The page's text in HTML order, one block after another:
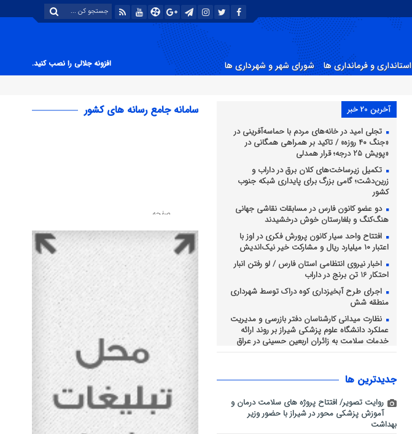
استانداری و فرمانداری ها شورای شهر و شهرداری ها
افزونه جلالی را نصب کنید.
آخرین 20 خبر
تجلی امید در خانه‌های مردم با حماسه‌آفرینی در
«جنگ ۴۰ روزه» / تاکید بر همراهی همگانی در
«پویش ۲۵ درجه؛ قرار همدلی
تکمیل زیرساخت‌های کلان برق در داراب و
زرین‌دشت؛ گامی بزرگ برای پایداری شبکه جنوب
کشور
دو عضو کانون فارس در مسابقات نقاشی جهانی
هنگ‌کنگ و بلغارستان خوش درخشیدند
افتتاح واحد سیار کانون پرورش فکری در اوز با
اعتبار ۱۰ میلیارد ریال و مشارکت خیر نیک‌اندیش
اخبار نیروی انتظامی استان فارس / لو رفتن انبار
احتکار 16 تن برنج در داراب
اجرای طرح آبخیزداری کوه دراک توسط شهرداری
منطقه شش
نظارت میدانی کارشناسان دفتر بازرسی و مدیریت
عملکرد دانشگاه علوم پزشکی شیراز بر روند ارائه
خدمات سلامت به زائران اربعین حسینی در عراق
رسانه، بازوی توانمند پلیس در ارتقای احساس
امنیت اجتماعی
فرهنگ عاشورا، محور همدلی و خدمت در ستاد
اربعین حسینی شهرداری شیراز
جديدترين ها
روایت تصویر/ افتتاح پروژه های سلامت درمان و
آموزش پزشکی محور در شیراز با حضور وزیر
بهداشت
سامانه جامع رسانه های کشور